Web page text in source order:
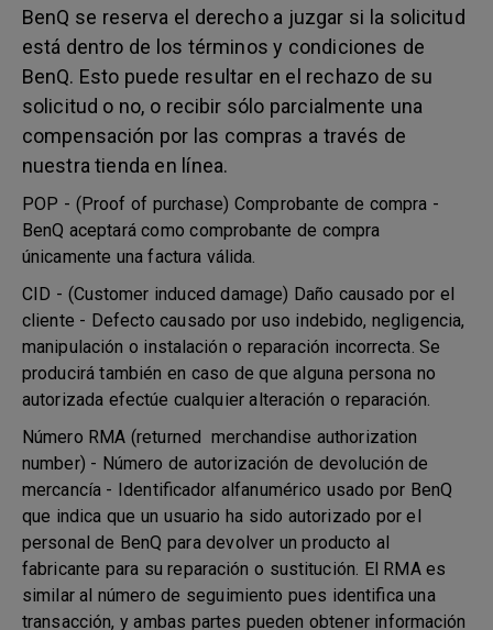
BenQ se reserva el derecho a juzgar si la solicitud
está dentro de los términos y condiciones de
BenQ. Esto puede resultar en el rechazo de su
solicitud o no, o recibir sólo parcialmente una
compensación por las compras a través de
nuestra tienda en línea.
POP - (Proof of purchase) Comprobante de compra -
BenQ aceptará como comprobante de compra
únicamente una factura válida.
CID - (Customer induced damage) Daño causado por el
cliente - Defecto causado por uso indebido, negligencia,
manipulación o instalación o reparación incorrecta. Se
producirá también en caso de que alguna persona no
autorizada efectúe cualquier alteración o reparación.
Número RMA (returned merchandise authorization
number) - Número de autorización de devolución de
mercancía - Identificador alfanumérico usado por BenQ
que indica que un usuario ha sido autorizado por el
personal de BenQ para devolver un producto al
fabricante para su reparación o sustitución. El RMA es
similar al número de seguimiento pues identifica una
transacción, y ambas partes pueden obtener información